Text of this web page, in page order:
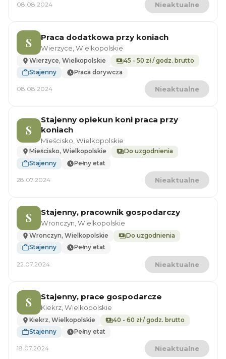
08.08.2024 Nieaktualne
S Praca dodatkowa przy koniach
Wierzyce, Wielkopolskie
Wierzyce, Wielkopolskie
45 - 50 zł / godz. brutto
Stajenny
Praca dorywcza
08.08.2024 Nieaktualne
S
Stajenny opiekun koni praca przy
koniach
Mieścisko, Wielkopolskie
Mieścisko, Wielkopolskie
Do uzgodnienia
Stajenny
Pełny etat
28.07.2024 Nieaktualne
S Stajenny, pracownik gospodarczy
Wronczyn, Wielkopolskie
Wronczyn, Wielkopolskie
Do uzgodnienia
Stajenny
Pełny etat
22.07.2024 Nieaktualne
S Stajenny, prace gospodarcze
Kiekrz, Wielkopolskie
Kiekrz, Wielkopolskie
40 - 60 zł / godz. brutto
Stajenny
Pełny etat
18.07.2024 Nieaktualne